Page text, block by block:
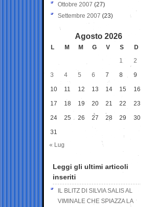
Ottobre 2007 (27)
Settembre 2007 (23)
Agosto 2026
L M M G V S
D
1
2
3 4 5 6 7 8 9
10 11 12 13 14 15 16
17 18 19 20 21 22 23
24 25 26 27 28 29 30
31
« Lug
Leggi gli ultimi articoli
inseriti
IL BLITZ DI SILVIA SALIS AL
VIMINALE CHE SPIAZZA LA